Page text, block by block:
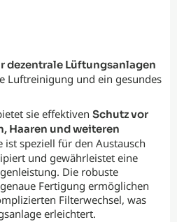
dezentrale Lüftungsanlagen
Luftreinigung und ein gesundes
sie effektiven Schutz vor
Haaren und weiteren
ist speziell für den Austausch
und gewährleistet eine
Die robuste
Fertigung ermöglichen
Filterwechsel, was
erleichtert.